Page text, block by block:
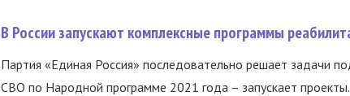
В России запускают комплексные программы
Партия «Единая Россия» последовательно решает задачи
СВО по Народной программе 2021 года – запускает